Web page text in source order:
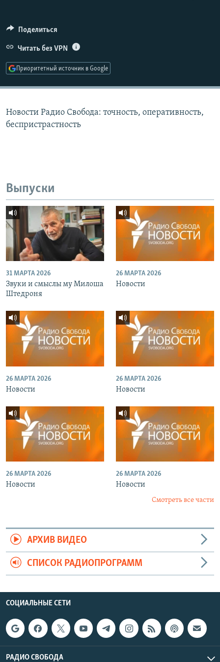
ПОДПИШИТЕСЬ НА РАССЫЛКУ
СОЦИАЛЬНЫЕ СЕТИ
Поделиться
Читать без VPN
Приоритетный источник в Google
Новости Радио Свобода: точность, оперативность,
беспристрастность
Выпуски
31 МАРТА 2026
Звуки и смыслы му Милоша
Штедроня
26 МАРТА 2026
Новости
26 МАРТА 2026
Новости
26 МАРТА 2026
Новости
26 МАРТА 2026
Новости
26 МАРТА 2026
Новости
Смотреть все части
АРХИВ ВИДЕО
СПИСОК РАДИОПРОГРАММ
СОЦИАЛЬНЫЕ СЕТИ
РАДИО СВОБОДА